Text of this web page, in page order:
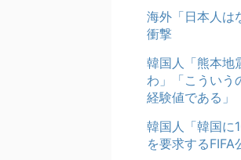
海外「日本人は
衝撃
韓国人「熊本地
わ」「こういう
経験値である」
韓国人「韓国に
を要求するFIFA